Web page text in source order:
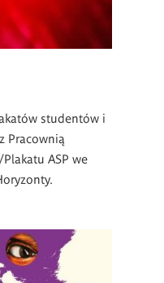
studentów i
Pracownią
ASP we